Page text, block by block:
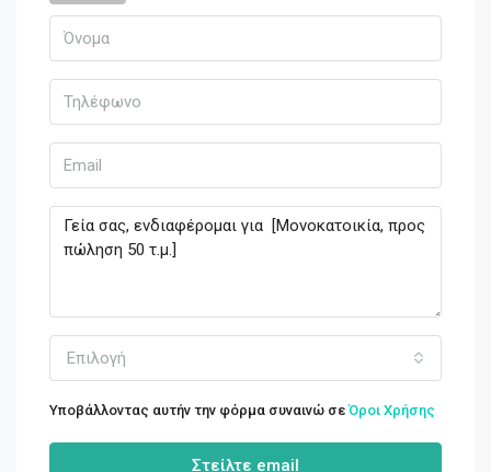
Επιλογή
Υποβάλλοντας αυτήν την φόρμα συναινώ σεΌροι Χρήσης
Στείλτε email